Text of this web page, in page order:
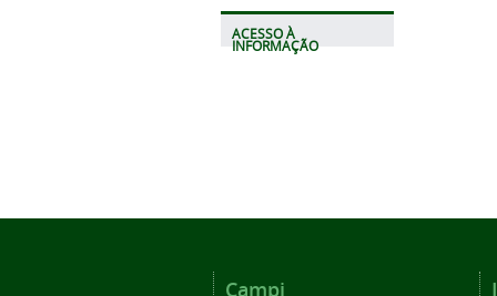
ACESSO À
INFORMAÇÃO
Campi